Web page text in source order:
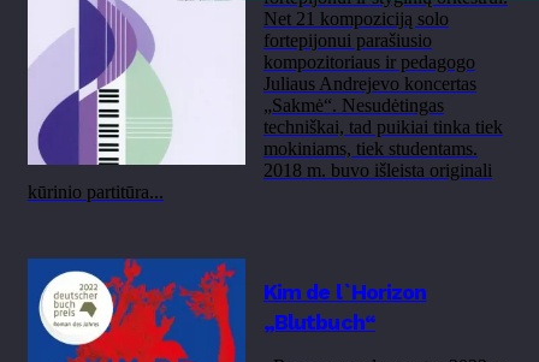
Net 21 kompoziciją solo
fortepijonui parašiusio
kompozitoriaus ir pedagogo
Juliaus Andrejevo koncertas
„Sakmė“. Nesudėtingas
techniškai, tad puikiai tinka tiek
mokiniams, tiek studentams.
2018 m. buvo išleista originali
kūrinio partitūra...
Kim de l`Horizon
„Blutbuch“